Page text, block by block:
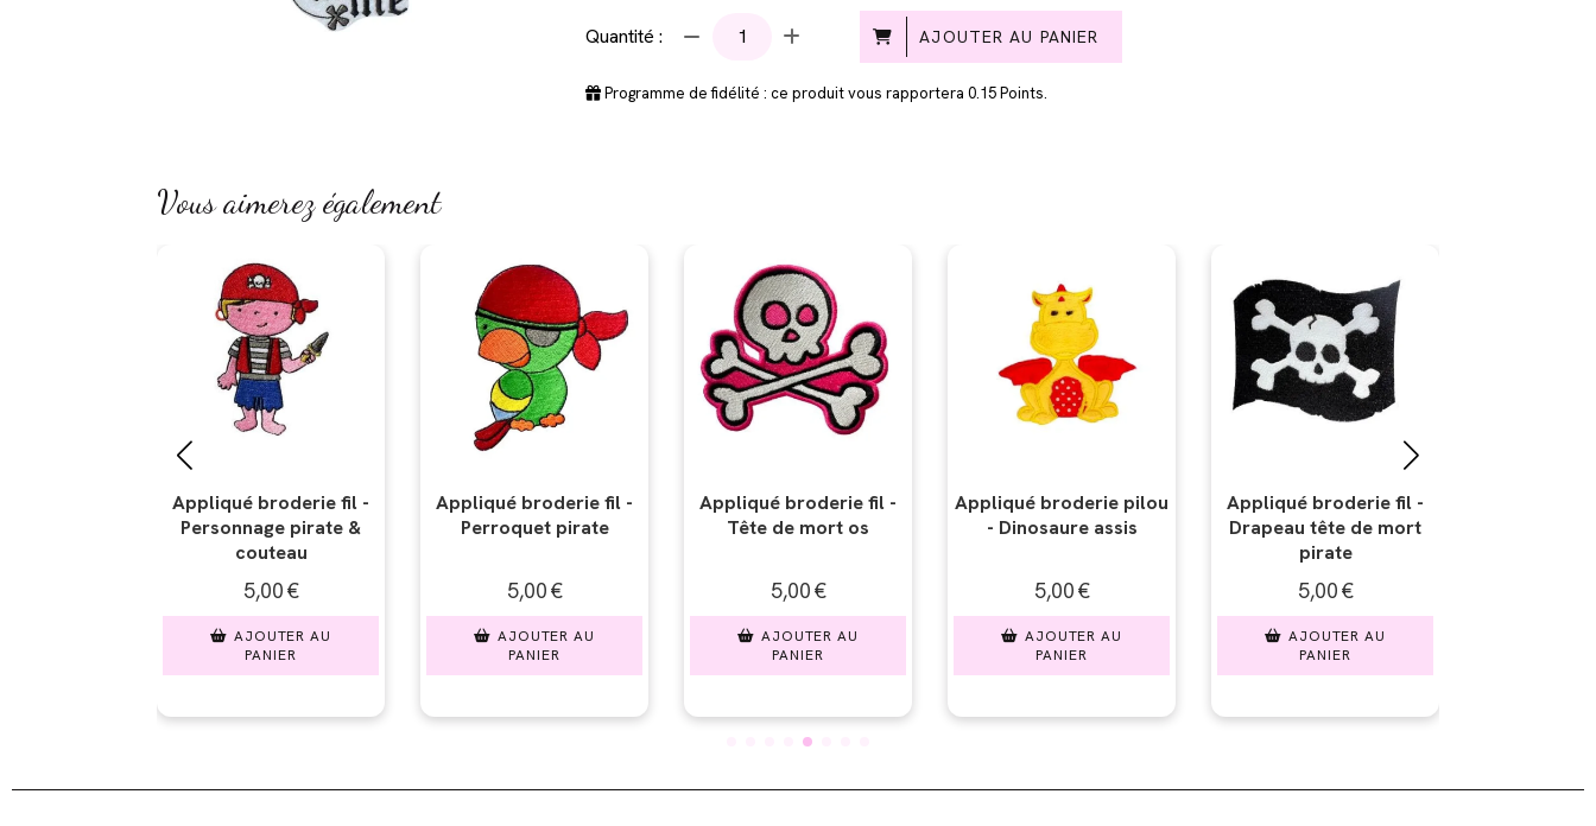
Quantité : AJOUTER AU PANIER
Programme de fidélité : ce produit vous rapportera0.15Points.
Vous aimerez également
Appliqué broderie fil -
Perroquet pirate
5,00€
AJOUTER AU
PANIER
Appliqué broderie fil -
Tête de mort os
5,00€
AJOUTER AU
PANIER
Appliqué broderie pilou
- Dinosaure assis
5,00€
AJOUTER AU
PANIER
Appliqué broderie fil -
Drapeau tête de mort
5,00€
AJOUTER AU
PANIER
Appliqué broderie
coton - Crochet de
pirate
5,00€
AJOUTER AU
PANIER